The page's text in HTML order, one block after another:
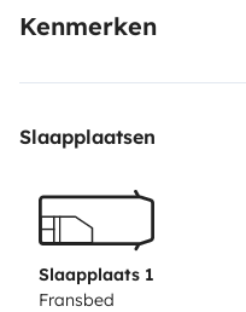
Kenmerken
Slaapplaatsen
Slaapplaats 1
Fransbed